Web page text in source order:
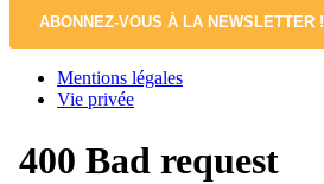
ABONNEZ-VOUS À LA NEWSLETTER !
Mentions légales
Vie privée